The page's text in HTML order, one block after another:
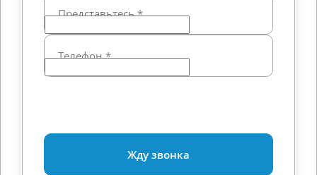
Представьтесь*
Телефон*
Жду звонка